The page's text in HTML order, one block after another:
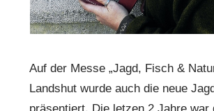
Auf der Messe „Jagd, Fisch &
Landshut wurde auch die neue